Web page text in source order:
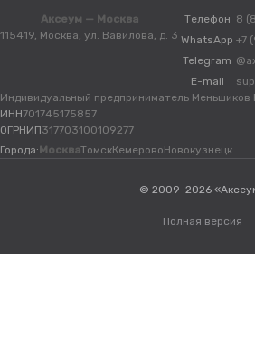
Аксеум — Москва
115419, Москва, ул. Вавилова, д. 3
Телефон 8
WhatsApp +7
Telegram
E-mail
Индивидуальный предприниматель Меньшиков
ИНН701745175857
ОГРНИП317703100109277
Города: МоскваТомскКемеровоНовокузнецк
© 2009-2026
Полная версия